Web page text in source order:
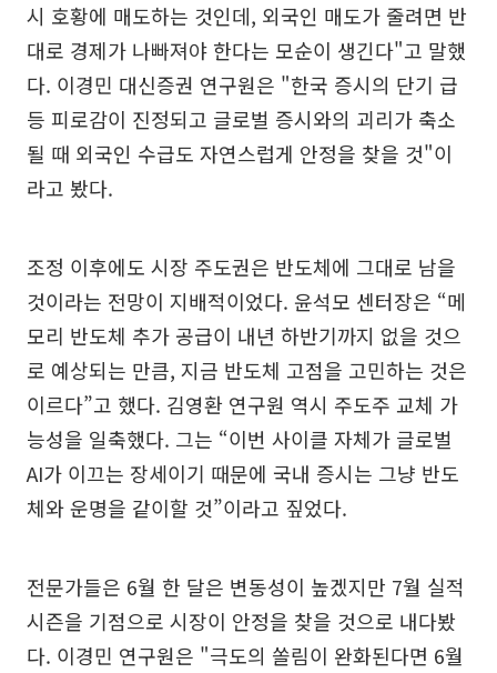
시 호황에 매도하는 것인데, 외국인 매도가 줄려면 반
대로 경제가 나빠져야 한다는 모순이 생긴다"고 말했
다. 이경민 대신증권 연구원은 "한국 증시의 단기 급
등 피로감이 진정되고 글로벌 증시와의 괴리가 축소
될 때 외국인 수급도 자연스럽게 안정을 찾을 것"이
라고 봤다.
조정 이후에도 시장 주도권은 반도체에 그대로 남을
것이라는 전망이 지배적이었다. 윤석모 센터장은 “메
모리 반도체 추가 공급이 내년 하반기까지 없을 것으
로 예상되는 만큼, 지금 반도체 고점을 고민하는 것은
이르다”고 했다. 김영환 연구원 역시 주도주 교체 가
능성을 일축했다. 그는 “이번 사이클 자체가 글로벌
AI가 이끄는 장세이기 때문에 국내 증시는 그냥 반도
체와 운명을 같이할 것”이라고 짚었다.
전문가들은 6월 한 달은 변동성이 높겠지만 7월 실적
시즌을 기점으로 시장이 안정을 찾을 것으로 내다봤
다. 이경민 연구원은 "극도의 쏠림이 완화된다면 6월